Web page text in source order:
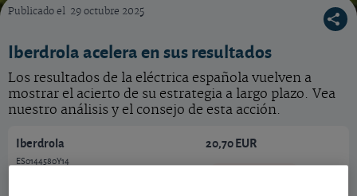
Publicado el 29 octubre 2025
Iberdrola acelera en sus resultados
Los resultados de la eléctrica española vuelven a
mostrar el acierto de su estrategia a largo plazo. Vea
nuestro análisis y el consejo de esta acción.
Iberdrola
ES0144580Y14
20,70 EUR